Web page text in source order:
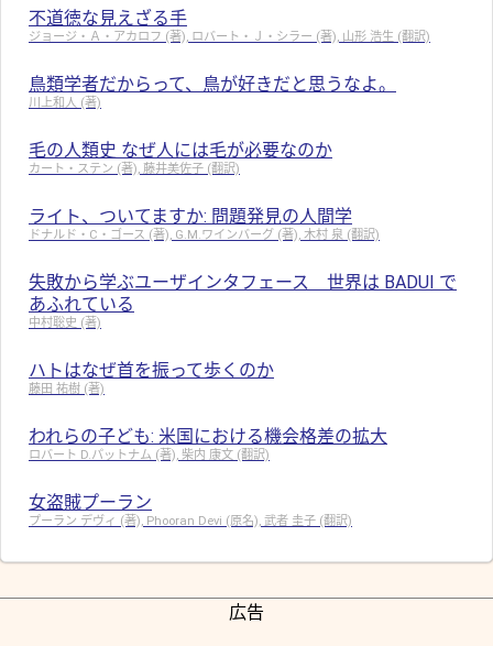
不道徳な見えざる手
ジョージ・Ａ・アカロフ (著), ロバート・Ｊ・シラー (著), 山形 浩生 (翻訳)
鳥類学者だからって、鳥が好きだと思うなよ。
川上和人 (著)
毛の人類史 なぜ人には毛が必要なのか
カート・ステン (著), 藤井美佐子 (翻訳)
ライト、ついてますか: 問題発見の人間学
ドナルド・C・ゴース (著), G.M.ワインバーグ (著), 木村 泉 (翻訳)
失敗から学ぶユーザインタフェース 世界は BADUI で
あふれている
中村聡史 (著)
ハトはなぜ首を振って歩くのか
藤田 祐樹 (著)
われらの子ども: 米国における機会格差の拡大
ロバート D.パットナム (著), 柴内 康文 (翻訳)
女盗賊プーラン
プーラン デヴィ (著), Phooran Devi (原名), 武者 圭子 (翻訳)
広告